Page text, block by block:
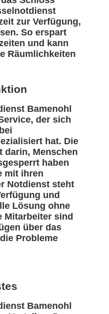
zur Verfügung,
So erspart
und kann
Räumlichkeiten
Bamenohl
der sich
hat. Die
darin, Menschen
haben
mit ihren
Notdienst steht
und
Lösung ohne
Mitarbeiter sind
über das
Probleme
Bamenohl